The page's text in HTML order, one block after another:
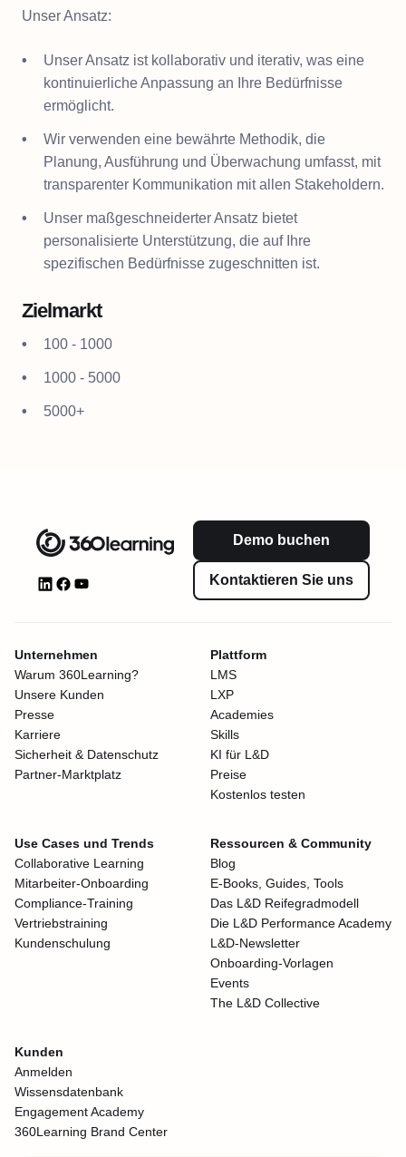
Unser Ansatz:
Unser Ansatz ist kollaborativ und iterativ, was eine
kontinuierliche Anpassung an Ihre Bedürfnisse
ermöglicht.
Wir verwenden eine bewährte Methodik, die
Planung, Ausführung und Überwachung umfasst, mit
transparenter Kommunikation mit allen Stakeholdern.
Unser maßgeschneiderter Ansatz bietet
personalisierte Unterstützung, die auf Ihre
spezifischen Bedürfnisse zugeschnitten ist.
Zielmarkt
100 - 1000
1000 - 5000
5000+
Demo buchen
Kontaktieren Sie uns
Unternehmen
Warum 360Learning?
Unsere Kunden
Presse
Karriere
Sicherheit & Datenschutz
Partner-Marktplatz
Plattform
LMS
LXP
Academies
Skills
KI für L&D
Preise
Kostenlos testen
Use Cases und Trends
Collaborative Learning
Mitarbeiter-Onboarding
Compliance-Training
Vertriebstraining
Kundenschulung
Ressourcen & Community
Blog
E-Books, Guides, Tools
Das L&D Reifegradmodell
Die L&D Performance Academy
L&D-Newsletter
Onboarding-Vorlagen
Events
The L&D Collective
Kunden
Anmelden
Wissensdatenbank
Engagement Academy
360Learning Brand Center